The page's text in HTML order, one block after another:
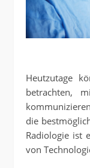
Heutzutage
betrachten,
die
Radiologie ist
von